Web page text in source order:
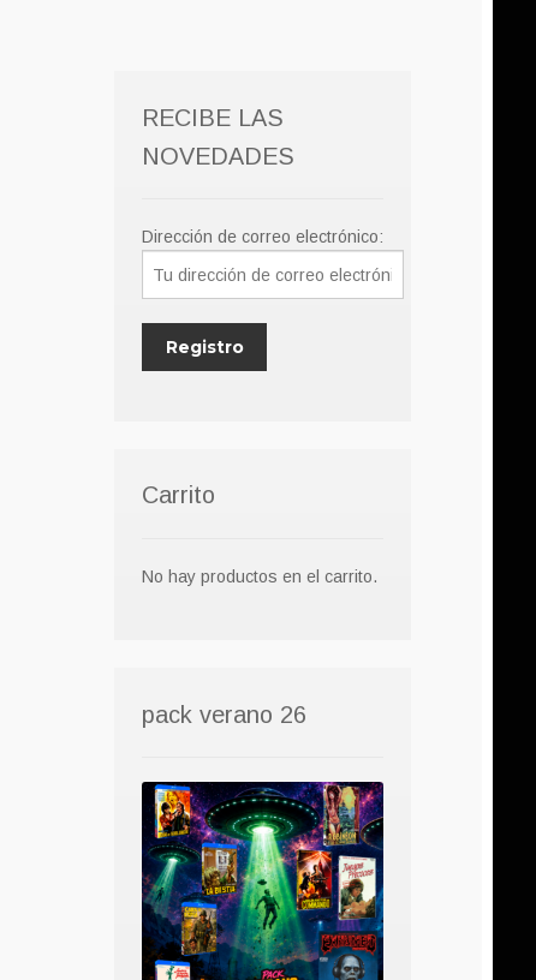
RECIBE LAS
NOVEDADES
Dirección de correo electrónico:
Carrito
No hay productos en el carrito.
pack verano 26